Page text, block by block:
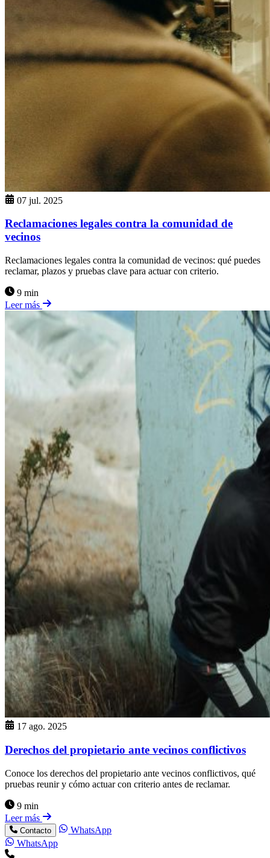
07 jul. 2025
Reclamaciones legales contra la comunidad de
vecinos
Reclamaciones legales contra la comunidad de vecinos: qué puedes
reclamar, plazos y pruebas clave para actuar con criterio.
9 min
Leer más
17 ago. 2025
Derechos del propietario ante vecinos conflictivos
Conoce los derechos del propietario ante vecinos conflictivos, qué
pruebas reunir y cómo actuar con criterio antes de reclamar.
9 min
Leer más
Contacto
WhatsApp
WhatsApp